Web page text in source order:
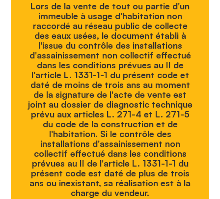
Lors de la vente de tout ou partie d'un
immeuble à usage d'habitation non
raccordé au réseau public de collecte
des eaux usées, le document établi à
l'issue du contrôle des installations
d'assainissement non collectif effectué
dans les conditions prévues au II de
l'article L. 1331-1-1 du présent code et
daté de moins de trois ans au moment
de la signature de l'acte de vente est
joint au dossier de diagnostic technique
prévu aux articles L. 271-4 et L. 271-5
du code de la construction et de
l'habitation. Si le contrôle des
installations d'assainissement non
collectif effectué dans les conditions
prévues au II de l'article L. 1331-1-1 du
présent code est daté de plus de trois
ans ou inexistant, sa réalisation est à la
charge du vendeur.